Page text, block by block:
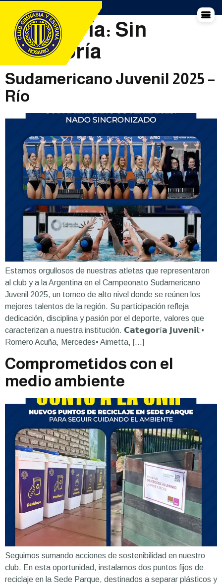
Categoría: Sin
categoría
Sudamericano Juvenil 2025 –
Río
Estamos orgullosos de nuestras atletas que representaron
al club y a la Argentina en el Campeonato Sudamericano
Juvenil 2025, un torneo de alto nivel donde se reúnen los
mejores talentos de la región. Su participación refleja
dedicación, disciplina y pasión por el deporte, valores que
caracterizan a nuestra institución. 𝗖𝗮𝘁𝗲𝗴𝗼𝗿í𝗮 𝗝𝘂𝘃𝗲𝗻𝗶𝗹:•
Romero Acuña, Mercedes• Aimetta, […]
Comprometidos con el
medio ambiente
Seguimos sumando acciones de sostenibilidad en nuestro
club. En esta oportunidad, instalamos dos puntos fijos de
reciclaje en la Sede Parque, destinados a separar plásticos y